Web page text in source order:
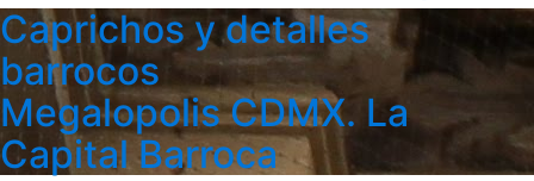
Caprichos y detalles
barrocos
Megalopolis CDMX. La
Capital Barroca